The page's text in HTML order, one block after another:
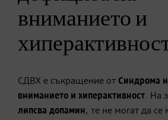
вниманието и
СДВХ е съкращение от Синдрома
вниманието и хиперактивност. На
липсва допамин, те не могат да се